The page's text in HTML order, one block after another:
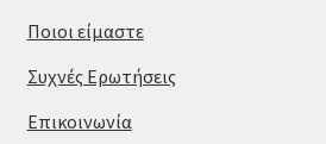
Ποιοι είμαστε
Συχνές Ερωτήσεις
Επικοινωνία